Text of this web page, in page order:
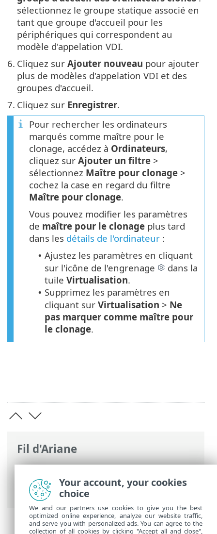
Fil d'Ariane
Aide en ligne d'ESET>ESET PROTECT>
Démarrer >VDI, clonage et détection de
matériel
> Maître pour le clonage
sélectionnez le groupe statique associé en
tant que groupe d'accueil pour les
périphériques qui correspondent au
modèle d'appelation VDI.
6. Cliquez sur Ajouter nouveau pour ajouter
plus de modèles d'appelation VDI et des
groupes d'accueil.
7. Cliquez sur Enregistrer.
Pour rechercher les ordinateurs
marqués comme maître pour le
clonage, accédez à Ordinateurs,
cliquez sur Ajouter un filtre >
sélectionnez Maître pour clonage >
cochez la case en regard du filtre
Maître pour clonage.
Vous pouvez modifier les paramètres
de maître pour le clonage plus tard
dans les détails de l'ordinateur :
• Ajustez les paramètres en cliquant
sur l'icône de l'engrenage
dans la
tuile Virtualisation.
• Supprimez les paramètres en
cliquant sur Virtualisation > Ne
pas marquer comme maître pour
le clonage.
Your account, your cookies
choice
We and our partners use cookies to give you the best
optimized online experience, analyze our website traffic,
and serve you with personalized ads. You can agree to the
collection of all cookies by clicking "Accept all and close",